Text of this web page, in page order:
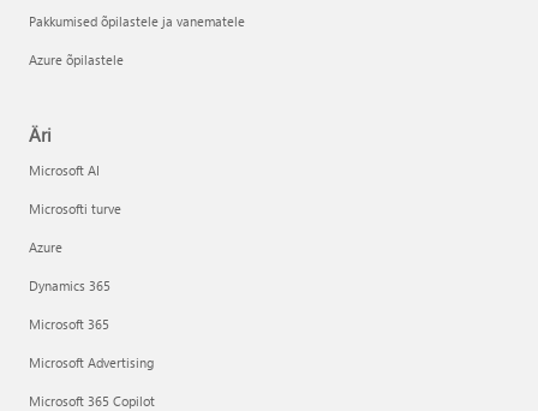
Pakkumised õpilastele ja vanematele
Azure õpilastele
Äri
Microsoft AI
Microsofti turve
Azure
Dynamics 365
Microsoft 365
Microsoft Advertising
Microsoft 365 Copilot